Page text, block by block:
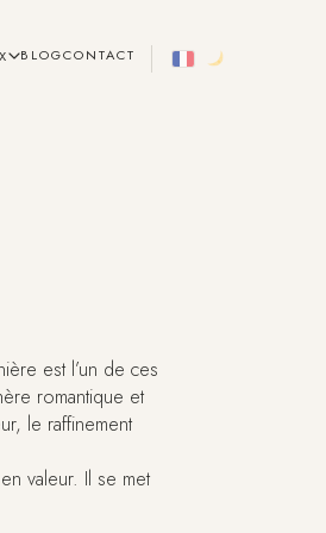
BLOGCONTACT
est l’un de ces
romantique et
le raffinement
valeur. Il se met